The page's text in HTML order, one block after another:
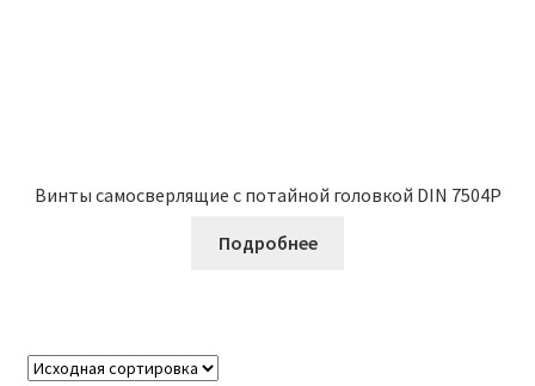
Винты самосверлящие с потайной головкой DIN 7504P
Подробнее